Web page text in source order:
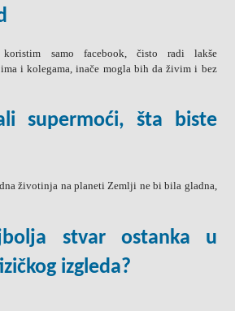
samo facebook, čisto radi lakše
i kolegama, inače mogla bih da živim i bez
supermoći, šta biste
životinja na planeti Zemlji ne bi bila gladna,
stvar ostanka u
izgleda?